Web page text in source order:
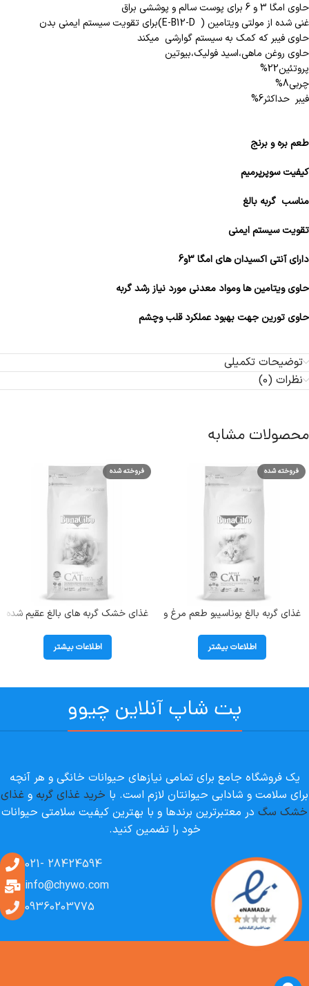
حاوی امگا 3 و 6 برای پوست سالم و پوششی براق
غنی شده از مولتی ویتامین ( E-B12-D)برای تقویت سیستم ایمنی بدن
حاوی فیبر که کمک به سیستم گوارشی میکند
حاوی روغن ماهی،اسید فولیک،بیوتین
پروتئین22%
چربی8%
فیبر حداکثر6%
طعم بره و برنج
کیفیت سوپرپرمیم
مناسب گربه بالغ
تقویت سیستم ایمنی
دارای آنتی اکسیدان های امگا 3و6
حاوی ویتامین ها ومواد معدنی مورد نیاز رشد گربه
حاوی تورین جهت بهبود عملکرد قلب وچشم
توضیحات تکمیلی
نظرات (0)
محصولات مشابه
فروخته شده
غذای گربه بالغ بوناسیبو طعم مرغ و
اطلاعات بیشتر
فروخته شده
غذای خشک گربه های بالغ عقیم شده
اطلاعات بیشتر
پت شاپ آنلاین چیوو
یک فروشگاه جامع برای تمامی نیازهای حیوانات خانگی و هر آنچه
برای سلامت و شادابی حیوانتان لازم است. با خرید غذای گربه و غذای
خشک سگ در معتبرترین برندها و با بهترین کیفیت سلامتی حیوانات
خود را تضمین کنید.
28424594 -021
info@chywo.com
09360203775